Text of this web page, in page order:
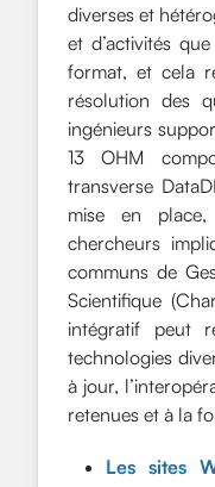
diverses et
et d’activités
format, et cela
résolution des
ingénieurs
13 OHM
transverse
mise en
chercheurs
communs de
Scientifique
intégratif peut
technologies
à jour,
retenues et à la
Les sites